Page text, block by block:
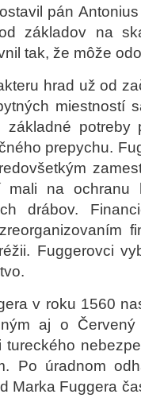
pán
základov na
tak, že môže
hrad už od
miestností
základné potreby
prepychu.
mali na
drábov.
Fuggerovci
v roku 1560
aj o
Po úradnom
Marka Fuggera